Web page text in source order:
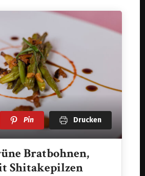
Pin Drucken
Bratbohnen,
Shitakepilzen